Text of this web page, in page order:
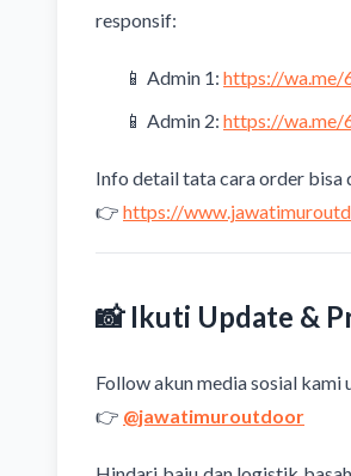
responsif:
📱 Admin 1: https://wa.me/
📱 Admin 2: https://wa.me/
Info detail tata cara order bisa
👉 https://
📸 Ikuti Update &
Follow akun media sosial
👉 @jawatimuroutdoor